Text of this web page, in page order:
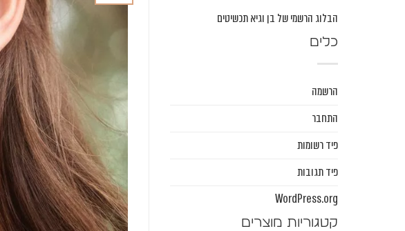
הבלוג הרשמי של בן וגיא תכשיטים
כלים
הרשמה
התחבר
פיד רשומות
פיד תגובות
WordPress.org
קטגוריות מוצרים